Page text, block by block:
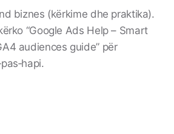
biznes (kërkime dhe praktika).
“Google Ads Help – Smart
audiences guide” për